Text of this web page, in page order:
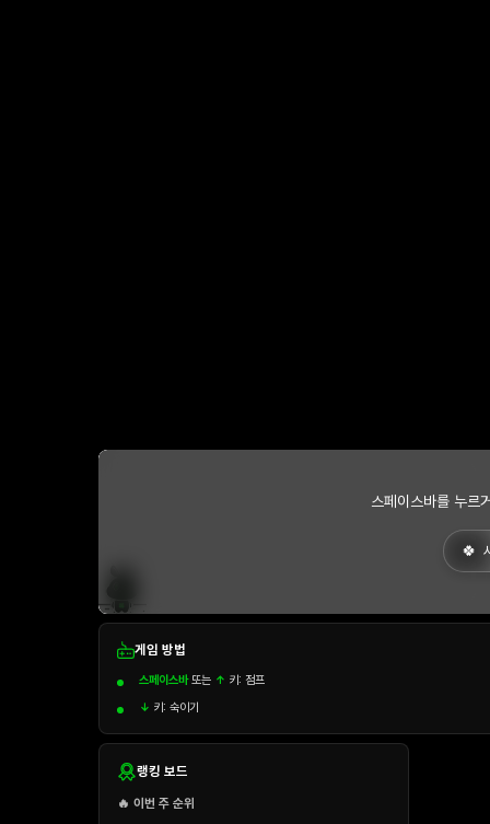
스페이스바를 누르
게임 방법
스페이스바또는 ↑ 키: 점프
↓ 키: 숙이기
랭킹 보드
🔥 이번 주 순위